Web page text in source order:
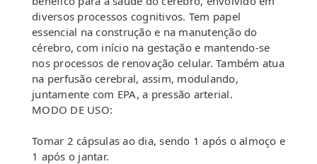
diversos processos cognitivos. Tem papel
essencial na construção e na manutenção do
cérebro, com início na gestação e mantendo-se
nos processos de renovação celular. Também atua
na perfusão cerebral, assim, modulando,
juntamente com EPA, a pressão arterial.
MODO DE USO:
Tomar 2 cápsulas ao dia, sendo 1 após o almoço e
1 após o jantar.